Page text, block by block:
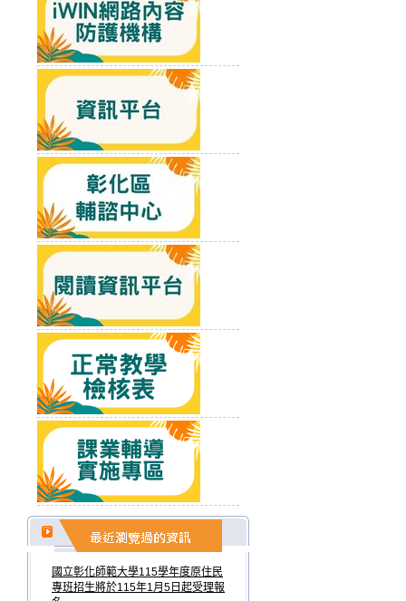
國立彰化師範大學115學年度原住民
專班招生將於115年1月5日起受理報